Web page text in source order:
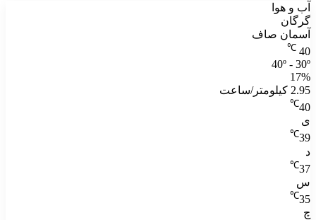
آب و هوا
گرگان
آسمان صاف
40
℃
40º - 30º
17%
2.95 کیلومتر/ساعت
40
℃
ی
39
℃
د
37
℃
س
35
℃
چ